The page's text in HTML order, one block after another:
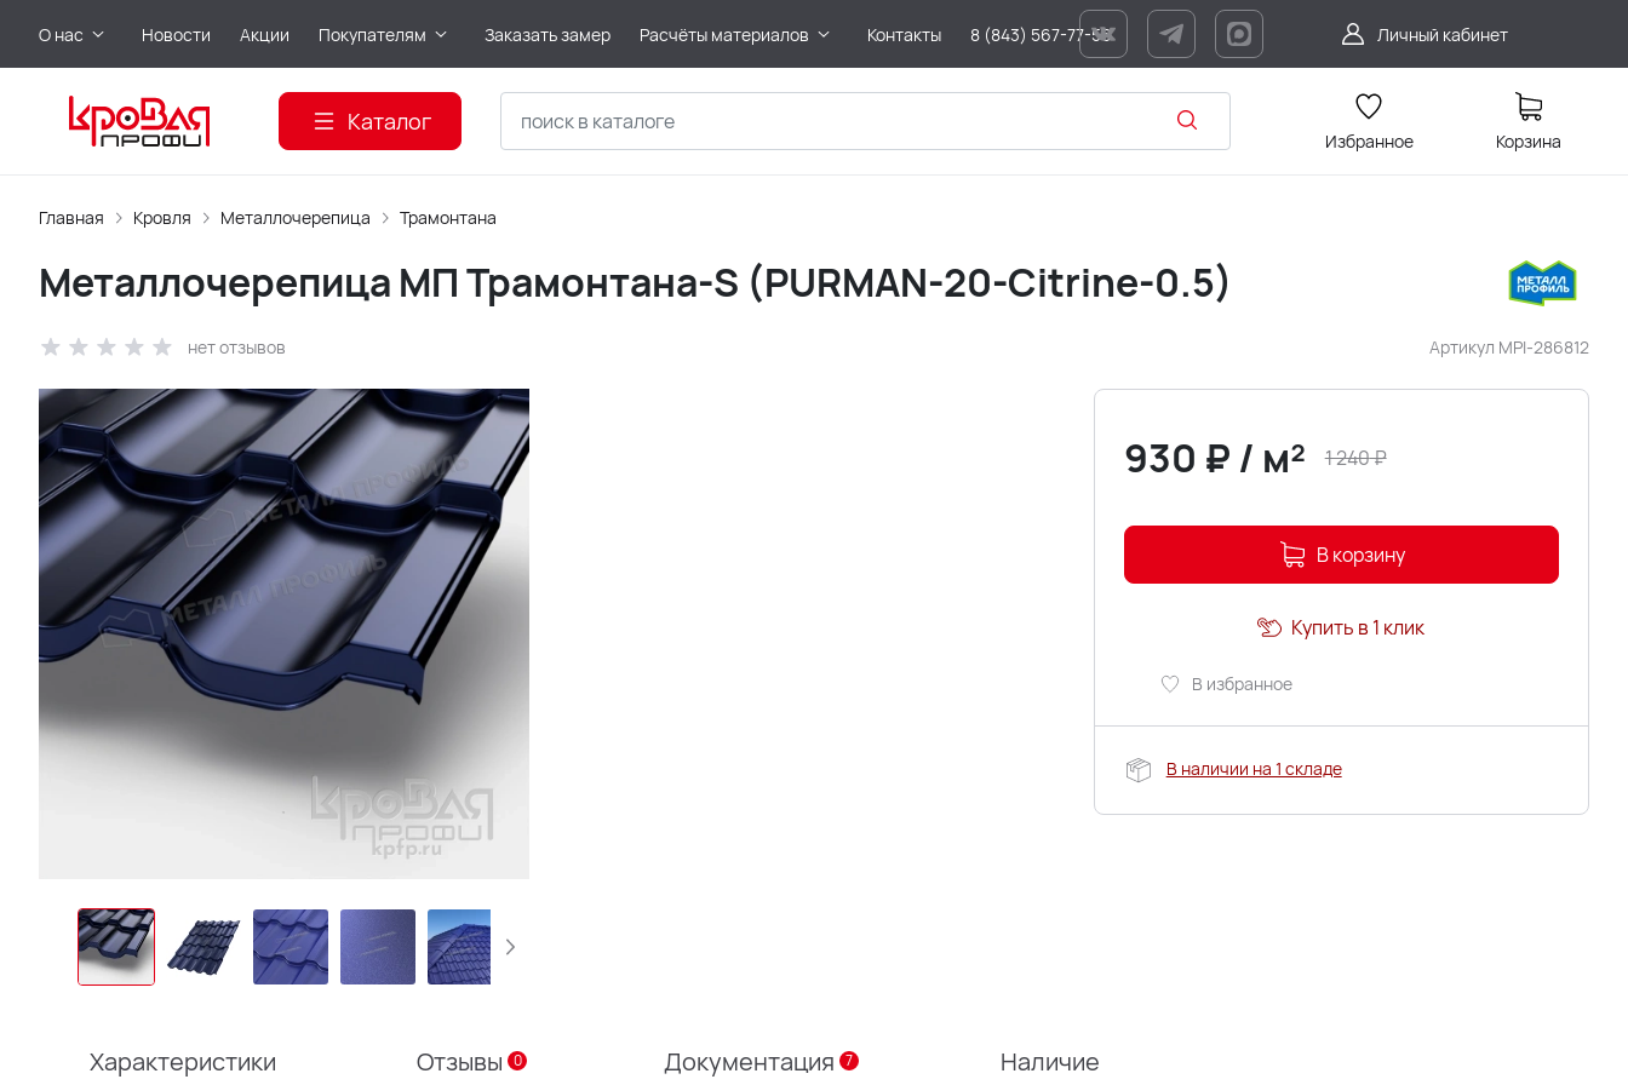
О нас Новости Акции Покупателям Заказать замер Расчёты материалов Контакты 8 (843) 567-77-56 Личный кабинет
Каталог
Избранное Корзина
Главная Кровля Металлочерепица Трамонтана
Артикул MPI-286812
Металлочерепица МП Трамонтана-S (PURMAN-20-Citrine-0.5)
нет отзывов
930 ₽ / м² 1 240₽
В корзину
В избранное
Купить в 1 клик
В наличии на 1 складе
Характеристики Отзывы 0 Документация 7 Наличие